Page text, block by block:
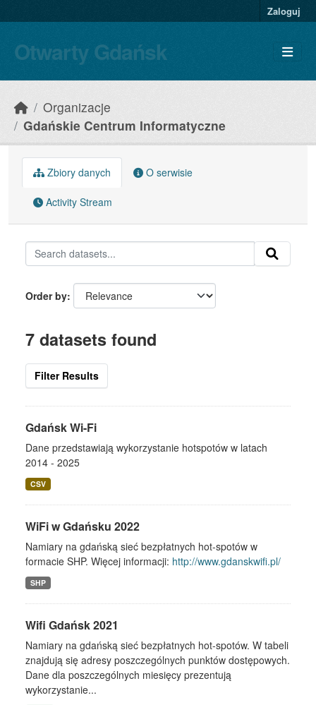
Zaloguj
Otwarty Gdańsk
Organizacje
Gdańskie Centrum Informatyczne
Zbiory danych O serwisie
Activity Stream
Order by
7 datasets found
Filter Results
Gdańsk Wi-Fi
Dane przedstawiają wykorzystanie hotspotów w latach
2014 - 2025
CSV
WiFi w Gdańsku 2022
Namiary na gdańską sieć bezpłatnych hot-spotów w
formacie SHP. Więcej informacji: http://www.gdanskwifi.pl/
SHP
Wifi Gdańsk 2021
Namiary na gdańską sieć bezpłatnych hot-spotów. W tabeli
znajdują się adresy poszczególnych punktów dostępowych.
Dane dla poszczególnych miesięcy prezentują
wykorzystanie...